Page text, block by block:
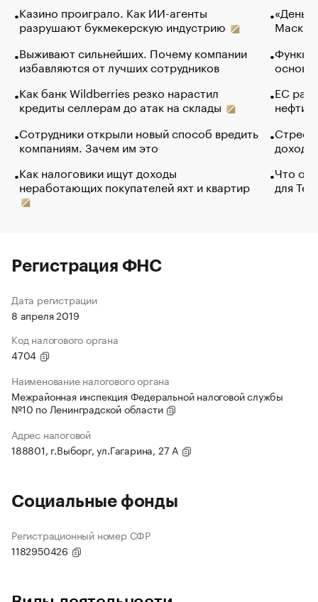
Казино проиграло. Как ИИ-агенты
разрушают букмекерскую индустрию
Выживают сильнейших. Почему компании
избавляются от лучших сотрудников
Как банк Wildberries резко нарастил
кредиты селлерам до атак на склады
Сотрудники открыли новый способ вредить
компаниям. Зачем им это
Как налоговики ищут доходы
неработающих покупателей яхт и квартир
Маск в
основ
ЕС
нефти
Что
для
Регистрация ФНС
Дата регистрации
8 апреля 2019
Код налогового органа
4704
Наименование налогового органа
Межрайонная инспекция Федеральной налоговой службы
№10 по Ленинградской области
Адрес налоговой
188801, г.Выборг, ул.Гагарина, 27 А
Социальные фонды
Регистрационный номер СФР
1182950426